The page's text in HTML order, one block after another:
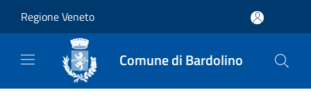
Regione Veneto
Comune di Bardolino